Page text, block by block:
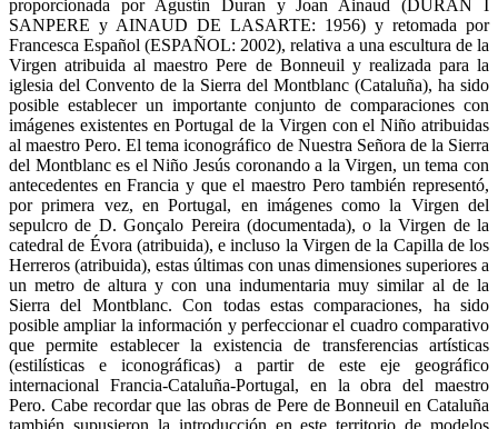
proporcionada por Agustín Duran y Joan Ainaud (DURAN I
SANPERE y AINAUD DE LASARTE: 1956) y retomada por
Francesca Español (ESPAÑOL: 2002), relativa a una escultura de la
Virgen atribuida al maestro Pere de Bonneuil y realizada para la
iglesia del Convento de la Sierra del Montblanc (Cataluña), ha sido
posible establecer un importante conjunto de comparaciones con
imágenes existentes en Portugal de la Virgen con el Niño atribuidas
al maestro Pero. El tema iconográfico de Nuestra Señora de la Sierra
del Montblanc es el Niño Jesús coronando a la Virgen, un tema con
antecedentes en Francia y que el maestro Pero también representó,
por primera vez, en Portugal, en imágenes como la Virgen del
sepulcro de D. Gonçalo Pereira (documentada), o la Virgen de la
catedral de Évora (atribuida), e incluso la Virgen de la Capilla de los
Herreros (atribuida), estas últimas con unas dimensiones superiores a
un metro de altura y con una indumentaria muy similar al de la
Sierra del Montblanc. Con todas estas comparaciones, ha sido
posible ampliar la información y perfeccionar el cuadro comparativo
que permite establecer la existencia de transferencias artísticas
(estilísticas e iconográficas) a partir de este eje geográfico
internacional Francia-Cataluña-Portugal, en la obra del maestro
Pero. Cabe recordar que las obras de Pere de Bonneuil en Cataluña